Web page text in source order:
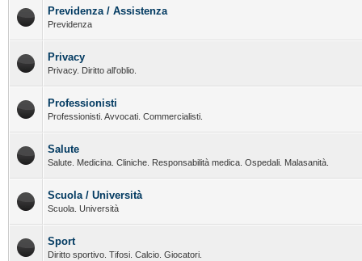
Previdenza / Assistenza
Previdenza
Privacy
Privacy. Diritto all'oblio.
Professionisti
Professionisti. Avvocati. Commercialisti.
Salute
Salute. Medicina. Cliniche. Responsabilità medica. Ospedali. Malasanità.
Scuola / Università
Scuola. Università
Sport
Diritto sportivo. Tifosi. Calcio. Giocatori.